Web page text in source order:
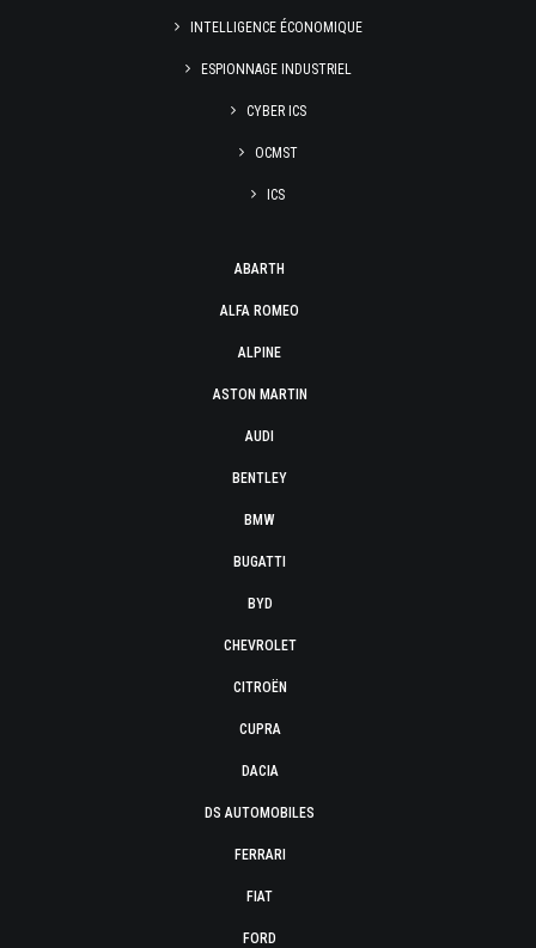
INTELLIGENCE ÉCONOMIQUE
ESPIONNAGE INDUSTRIEL
CYBER ICS
OCMST
ICS
ABARTH
ALFA ROMEO
ALPINE
ASTON MARTIN
AUDI
BENTLEY
BMW
BUGATTI
BYD
CHEVROLET
CITROËN
CUPRA
DACIA
DS AUTOMOBILES
FERRARI
FIAT
FORD